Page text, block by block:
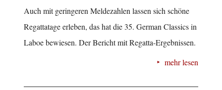
Auch mit geringeren Meldezahlen lassen sich schöne
Regattatage erleben, das hat die 35. German Classics in
Laboe bewiesen. Der Bericht mit Regatta-Ergebnissen.
mehr lesen